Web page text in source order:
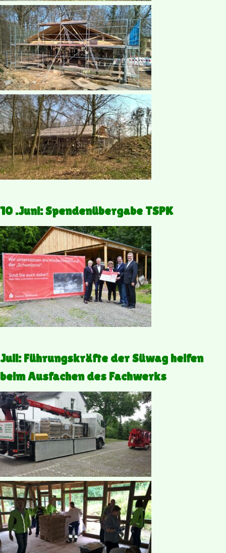
10 .Juni: Spendenübergabe TSPK
Juli: Führungskräfte der Süwag helfen
beim Ausfachen des Fachwerks